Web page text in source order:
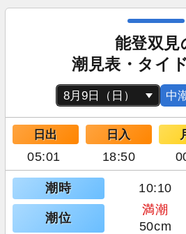
能登双見
潮見表・タイ
中
日出 日入
05:01 18:50
潮時 10:10
潮位
満潮
50cm